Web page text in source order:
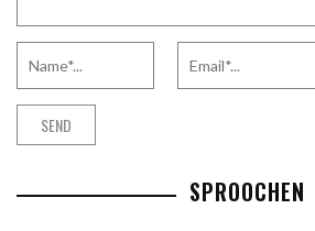
SPROOCHEN